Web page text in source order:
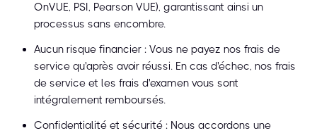
OnVUE, PSI, Pearson VUE), garantissant ainsi un
processus sans encombre.
Aucun risque financier : Vous ne payez nos frais de
service qu'après avoir réussi. En cas d'échec, nos frais
de service et les frais d'examen vous sont
intégralement remboursés.
Confidentialité et sécurité : Nous accordons une